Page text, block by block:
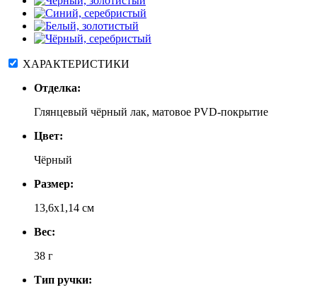
ХАРАКТЕРИСТИКИ
Отделка:
Глянцевый чёрный лак, матовое PVD-покрытие
Цвет:
Чёрный
Размер:
13,6х1,14 см
Вес:
38 г
Тип ручки: